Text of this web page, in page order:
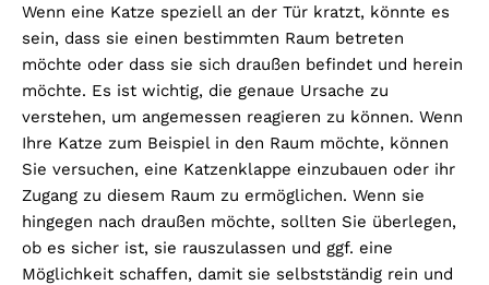
Wenn eine Katze speziell an der Tür kratzt, könnte es
sein, dass sie einen bestimmten Raum betreten
möchte oder dass sie sich draußen befindet und herein
möchte. Es ist wichtig, die genaue Ursache zu
verstehen, um angemessen reagieren zu können. Wenn
Ihre Katze zum Beispiel in den Raum möchte, können
Sie versuchen, eine Katzenklappe einzubauen oder ihr
Zugang zu diesem Raum zu ermöglichen. Wenn sie
hingegen nach draußen möchte, sollten Sie überlegen,
ob es sicher ist, sie rauszulassen und ggf. eine
Möglichkeit schaffen, damit sie selbstständig rein und